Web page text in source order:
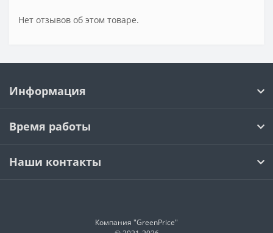
Нет отзывов об этом товаре.
Информация
Время работы
Наши контакты
Компания "GreenPrice"